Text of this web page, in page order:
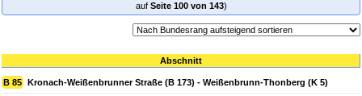
auf Seite 100 von 143)
Abschnitt
B 85 Kronach-Weißenbrunner Straße (B 173) - Weißenbrunn-Thonberg (K 5)